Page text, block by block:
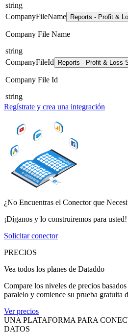
string
CompanyFileName
Reports - Profit &
Company File Name
string
CompanyFileId
Reports - Profit & Loss
Company File Id
string
Regístrate y crea una integración
¿No Encuentras el Conector que
¡Díganos y lo construiremos para usted!
Solicitar conector
PRECIOS
Vea todos los planes de Dataddo
Compare los niveles de precios
paralelo y comience su prueba gratuita
Ver precios
UNA PLATAFORMA PARA
DATOS